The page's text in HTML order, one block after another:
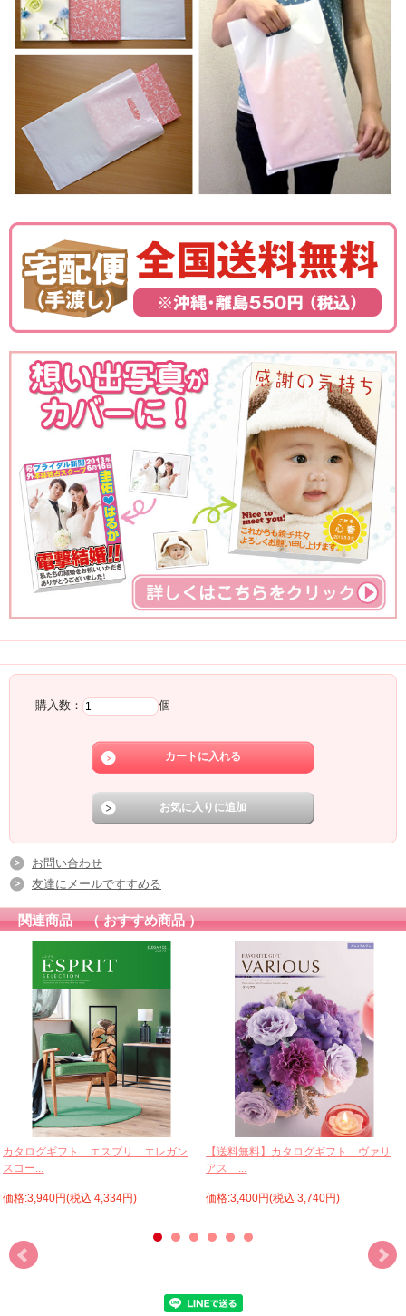
購入数： 個
お問い合わせ
友達にメールですすめる
関連商品 （ おすすめ商品 ）
カタログギフト エスプリ エレガン
スコー...
価格:3,940円(税込 4,334円)
【送料無料】カタログギフト ヴァリ
アス ...
価格:3,400円(税込 3,740円)